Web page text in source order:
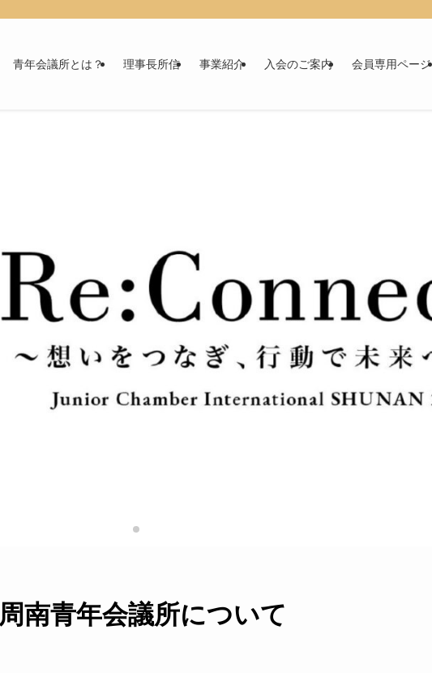
青年会議所とは？ 理事長所信 事業紹介 入会のご案内 会員専用ページ
周南青年会議所について